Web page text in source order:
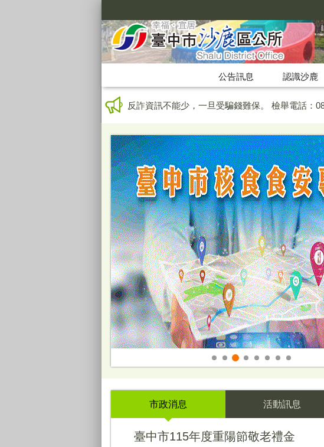
公告訊息 認識沙鹿
反詐資訊不能少，一旦受騙錢難保。 檢舉電話：
黑心藥品及食品不可買，傷身又傷荷包，法務部
市政消息
臺中市115年度重陽節敬老禮金
活動訊息